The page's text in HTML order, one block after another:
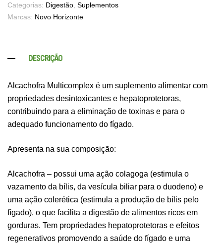
Categorias: Digestão Suplementos
Marcas: Novo Horizonte
DESCRIÇÃO
Alcachofra Multicomplex é um suplemento alimentar com
propriedades desintoxicantes e hepatoprotetoras,
contribuindo para a eliminação de toxinas e para o
adequado funcionamento do fígado.
Apresenta na sua composição:
Alcachofra – possui uma ação colagoga (estimula o
vazamento da bílis, da vesícula biliar para o duodeno) e
uma ação colerética (estimula a produção de bílis pelo
fígado), o que facilita a digestão de alimentos ricos em
gorduras. Tem propriedades hepatoprotetoras e efeitos
regenerativos promovendo a saúde do fígado e uma